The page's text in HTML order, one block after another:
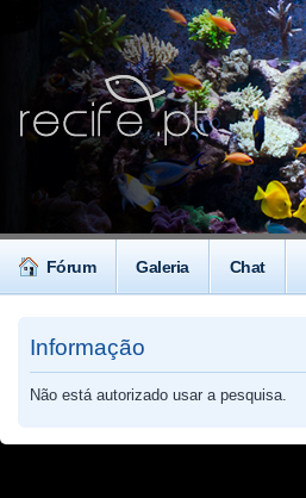
Fórum Galeria Chat
Informação
Não está autorizado usar a pesquisa.